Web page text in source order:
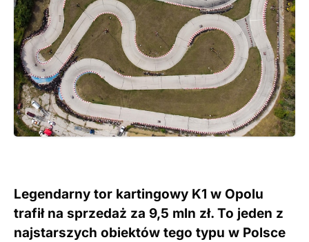
Legendarny tor kartingowy K1 w Opolu
trafił na sprzedaż za 9,5 mln zł. To jeden z
najstarszych obiektów tego typu w Polsce